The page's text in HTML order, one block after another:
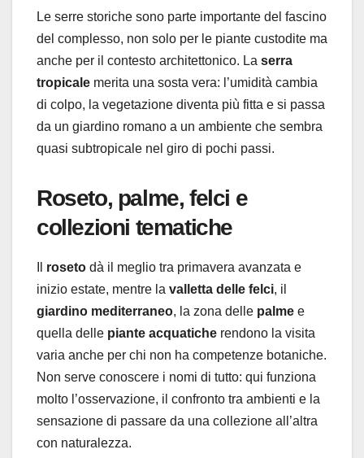
Le serre storiche sono parte importante del fascino
del complesso, non solo per le piante custodite ma
anche per il contesto architettonico. La serra
tropicale merita una sosta vera: l’umidità cambia
di colpo, la vegetazione diventa più fitta e si passa
da un giardino romano a un ambiente che sembra
quasi subtropicale nel giro di pochi passi.
Roseto, palme, felci e
collezioni tematiche
roseto dà il meglio tra primavera avanzata e
inizio estate, mentre la valletta delle felci, il
giardino mediterraneo, la zona delle palme e
quella delle piante acquatiche rendono la visita
varia anche per chi non ha competenze botaniche.
Non serve conoscere i nomi di tutto: qui funziona
molto l’osservazione, il confronto tra ambienti e la
sensazione di passare da una collezione all’altra
con naturalezza.